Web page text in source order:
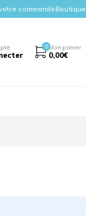
commandeBoutique
0 Mon panier
0,00€